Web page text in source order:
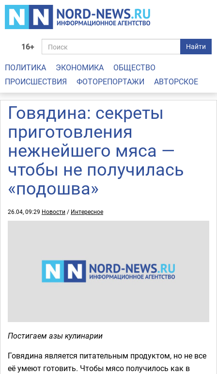
16+ Найти
ПОЛИТИКА ЭКОНОМИКА
ОБЩЕСТВО
ПРОИСШЕСТВИЯ
ФОТОРЕПОРТАЖИ АВТОРСКОЕ
Говядина: секреты
приготовления
нежнейшего мяса —
чтобы не получилась
«подошва»
26.04, 09:29 Новости / Интересное
Постигаем азы кулинарии
Говядина является питательным продуктом, но не все
её умеют готовить. Чтобы мясо получилось как в